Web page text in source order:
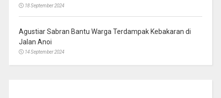
18 September 2024
Agustiar Sabran Bantu Warga Terdampak Kebakaran di
Jalan Anoi
14 September 2024